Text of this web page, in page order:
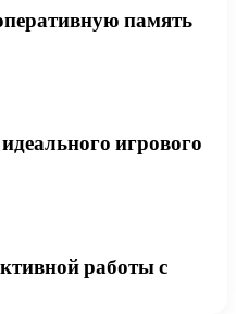
память
игрового
работы с